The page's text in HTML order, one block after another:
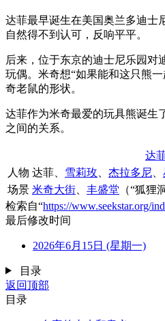
达菲最早诞生在美国奥兰多迪士
自然得不到认可，反响平平。
后来，位于东京的迪士尼乐园对
玩偶。米奇想“如果能和这只熊
奇老鼠的形状。
达菲作为米奇最爱的玩具熊诞生
之间的关系。
达
人物 达菲 雪莉玫 杰拉多尼
场景 米奇大街 丰盛堂 （“狐狸
检索自“https://www.seekstar.org/
最后修改时间
2026年6月15日 (星期一)
目录
返回顶部
目录